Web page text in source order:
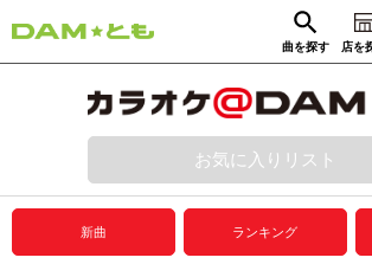
曲を探す 店を
動画からさがす
ログイン
プレミアムサービス
お気に入りリスト
新曲 ランキング